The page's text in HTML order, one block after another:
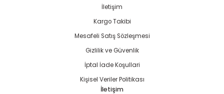
İletişim
Kargo Takibi
Mesafeli Satış Sözleşmesi
Gizlilik ve Güvenlik
İptal İade Koşullari
Kişisel Veriler Politikası
İletişim